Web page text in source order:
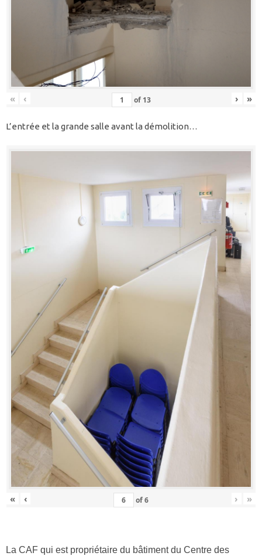
« ‹ of 13 › »
L’entrée et la grande salle avant la démolition…
« ‹ of6 › »
La CAF qui est propriétaire du bâtiment du Centre des